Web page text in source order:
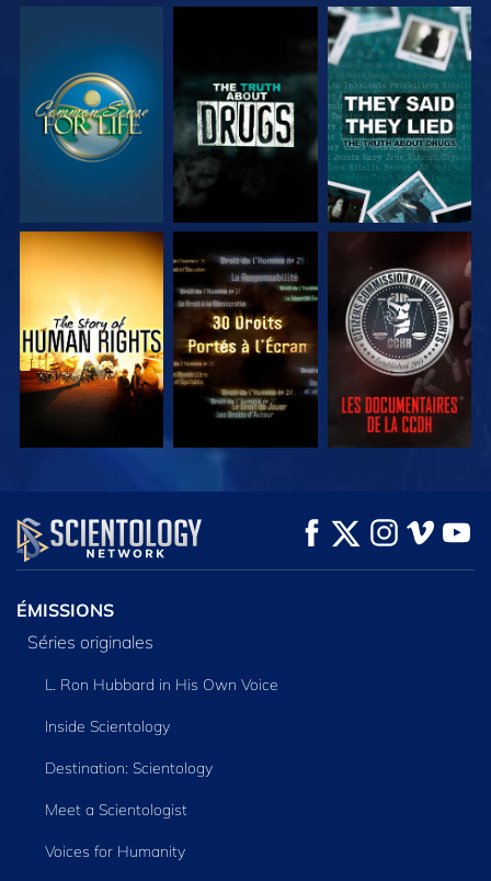
REGARDER REGARDER REGARDER
REGARDER REGARDER REGARDER
REGARDER REGARDER
DÉCOUVRIR LES
SÉRIES
ÉMISSIONS
Séries originales
L. Ron Hubbard in His Own Voice
Inside Scientology
Destination: Scientology
Meet a Scientologist
Voices for Humanity